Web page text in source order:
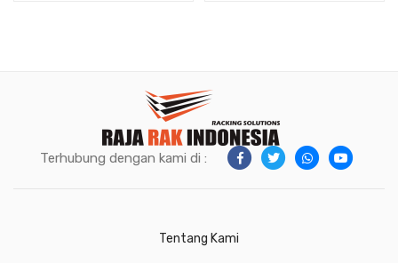
Terhubung dengan kami di :
Tentang Kami